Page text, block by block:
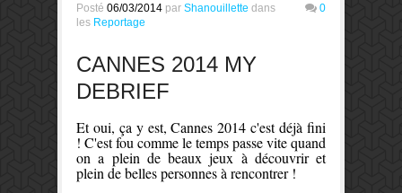
Posté 06/03/2014 par Shanouillette dans
les Reportage
0
CANNES 2014 MY
DEBRIEF
Et oui, ça y est, Cannes 2014 c'est déjà fini
! C'est fou comme le temps passe vite quand
on a plein de beaux jeux à découvrir et
plein de belles personnes à rencontrer !